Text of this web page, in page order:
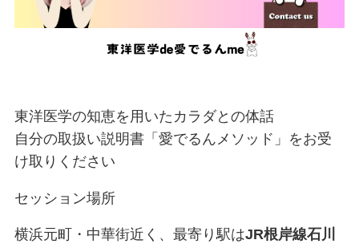
東洋医学の知恵を用いたカラダとの体話
自分の取扱い説明書「愛でるんメソッド」をお受
け取りください
セッション場所
横浜元町・中華街近く、最寄り駅はJR根岸線石川